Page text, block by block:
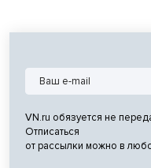
VN.ru обязуется не
Отписаться
от рассылки можно в